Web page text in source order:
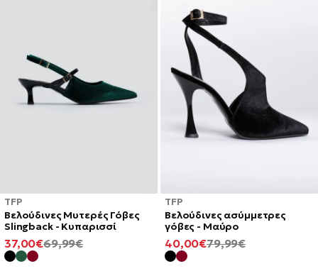
TFP
Βελούδινες Μυτερές Γόβες
Slingback - Κυπαρισσί
ΚΑΝΟΝΙΚΉ
69,99€
ΕΛΆΧΙΣΤΗ
ΤΙΜΉ
37,00€
TFP
Βελούδινες ασύμμετρες
γόβες - Μαύρο
ΚΑΝΟΝΙΚΉ
79,99€
ΕΛΆΧΙΣΤΗ
ΤΙΜΉ
40,00€